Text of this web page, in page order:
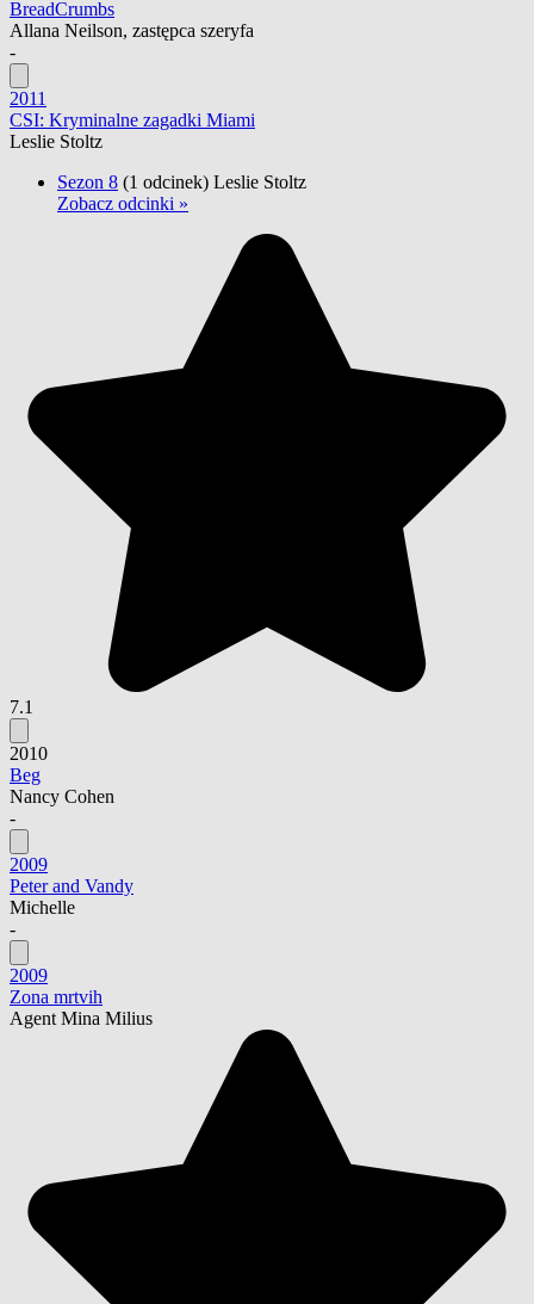
BreadCrumbs
Allana Neilson, zastępca szeryfa
-
2011
CSI: Kryminalne zagadki Miami
Leslie Stoltz
Sezon 8 (1 odcinek) Leslie Stoltz
Zobacz odcinki »
7.1
2010
Beg
Nancy Cohen
-
2009
Peter and Vandy
Michelle
-
2009
Zona mrtvih
Agent Mina Milius